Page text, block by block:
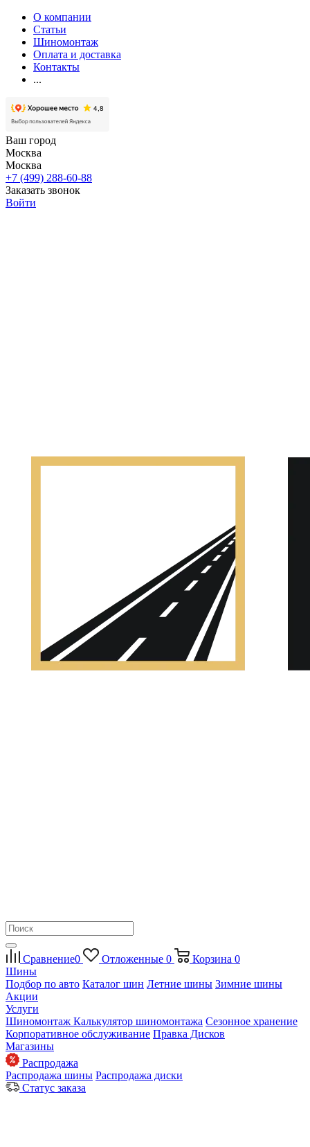
О компании
Статьи
Шиномонтаж
Оплата и доставка
Контакты
...
Ваш город
Москва
Москва
+7 (499) 288-60-88
Заказать звонок
Войти
Сравнение0 Отложенные 0 Корзина 0
Шины
Подбор по авто Каталог шин Летние шины Зимние шины
Акции
Услуги
Шиномонтаж Калькулятор шиномонтажа Сезонное хранение
Корпоративное обслуживание Правка Дисков
Магазины
Распродажа
Распродажа шины Распродажа диски
Статус заказа